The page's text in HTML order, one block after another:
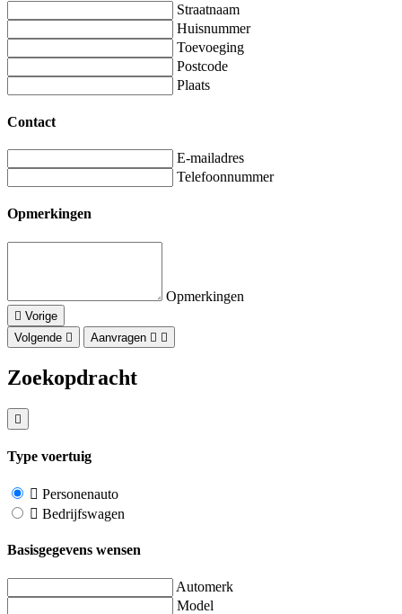
Straatnaam
Huisnummer
Toevoeging
Postcode
Plaats
Contact
E-mailadres
Telefoonnummer
Opmerkingen
Opmerkingen
Vorige
Volgende
Aanvragen
Zoekopdracht
Type voertuig
Personenauto
Bedrijfswagen
Basisgegevens wensen
Automerk
Model